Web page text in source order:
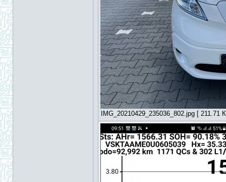
IMG_20210429_235036_802.jpg [ 211.71